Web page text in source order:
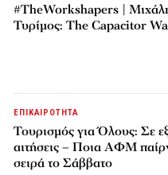
#TheWorkshapers |
Τυρίμος: The Capacitor
ΕΠΙΚΑΙΡΟΤΗΤΑ
Τουρισμός για Όλους: Σε
αιτήσεις – Ποια ΑΦΜ
σειρά το Σάββατο